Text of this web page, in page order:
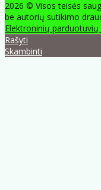
2026 © Visos teisės
be autorių sutikimo
Elektroninių
Rašyti
Skambinti